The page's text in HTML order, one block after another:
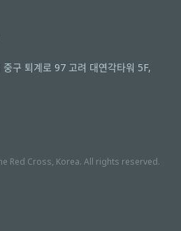
구 퇴계로 97 고려 대연각타워 5F,
Red Cross, Korea. All rights reserved.